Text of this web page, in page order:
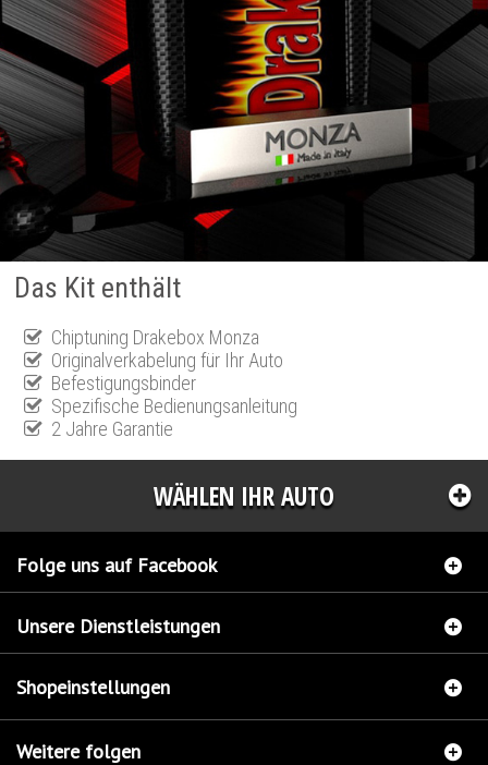
Das Kit enthält
Chiptuning Drakebox Monza
Originalverkabelung für Ihr Auto
Befestigungsbinder
Spezifische Bedienungsanleitung
2 Jahre Garantie
WÄHLEN IHR AUTO
Folge uns auf Facebook
Unsere Dienstleistungen
Shopeinstellungen
Weitere folgen